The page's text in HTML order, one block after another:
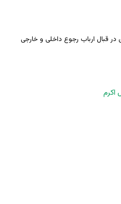
قبال ارباب رجوع داخلی و خارجی
اکرم